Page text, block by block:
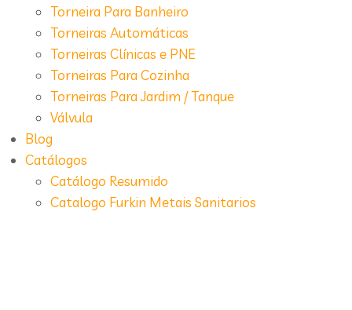
Torneira Para Banheiro
Torneiras Automáticas
Torneiras Clínicas e PNE
Torneiras Para Cozinha
Torneiras Para Jardim / Tanque
Válvula
Blog
Catálogos
Catálogo Resumido
Catalogo Furkin Metais Sanitarios